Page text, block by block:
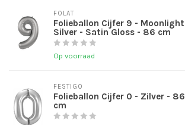
FOLAT
Folieballon Cijfer 9 - Moonlight
Silver - Satin Gloss - 86 cm
Op voorraad
FESTIGO
Folieballon Cijfer 0 - Zilver - 86
cm